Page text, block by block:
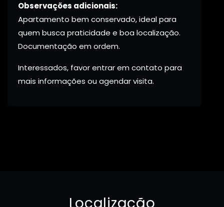
Observações adicionais:
Apartamento bem conservado, ideal para
quem busca praticidade e boa localização.
Documentação em ordem.
Interessados, favor entrar em contato para
mais informações ou agendar visita.